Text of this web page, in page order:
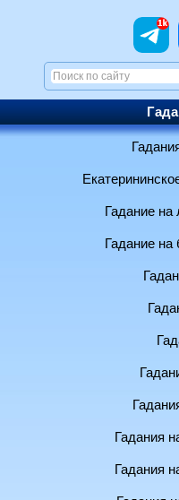
Гадание
Гадание
Гадания
Гадания